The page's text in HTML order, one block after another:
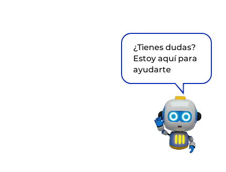
¿Tienes dudas?
Estoy aquí para
ayudarte